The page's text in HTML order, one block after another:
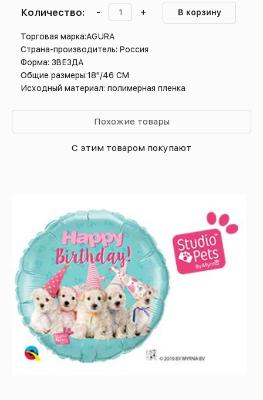
Количество: - + В корзину
Торговая марка:AGURA
Страна-производитель: Россия
Форма: ЗВЕЗДА
Общие размеры:18"/46 СМ
Исходный материал: полимерная пленка
Похожие товары
С этим товаром покупают